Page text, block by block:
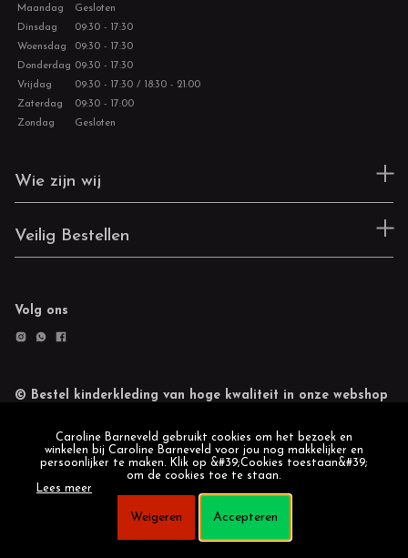
Maandag
Gesloten
Dinsdag
09:30 - 17:30
Woensdag
09:30 - 17:30
Donderdag 09:30 - 17:30
Vrijdag
09:30 - 17:30 / 18:30 - 21:00
Zaterdag
09:30 - 17:00
Zondag
Gesloten
Wie zijn wij
Veilig Bestellen
Volg ons
© Bestel kinderkleding van hoge kwaliteit in onze webshop
Caroline Barneveld gebruikt cookies om het bezoek en
winkelen bij Caroline Barneveld voor jou nog makkelijker en
persoonlijker te maken. Klik op &#39;Cookies toestaan&#39;
om de cookies toe te staan.
Lees meer
Weigeren Accepteren